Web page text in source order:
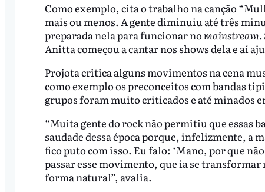
Como exemplo, cita o trabalho na canção
mais ou menos. A gente diminuiu até três
preparada nela para funcionar nomainstream.
Anitta começou a cantar nos shows dela e aí
Projota critica alguns movimentos na cena
como exemplo os preconceitos com bandas
grupos foram muito criticados e até minados
“Muita gente do rock não permitiu que essas
saudade dessa época porque, infelizmente, a
fico puto com isso. Eu falo: ‘Mano, por que
passar esse movimento, que ia se
forma natural”, avalia.